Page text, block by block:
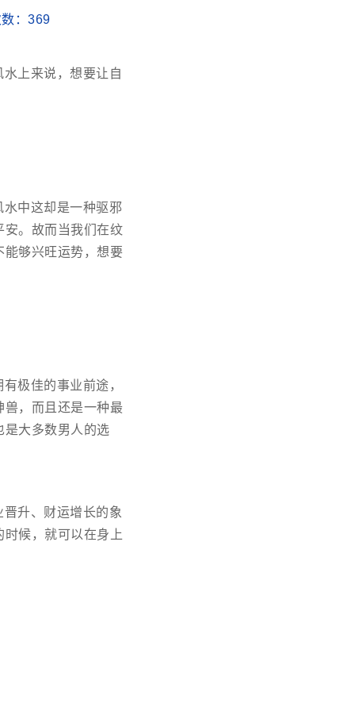
：369
上来说，想要让自
中这却是一种驱邪
安。故而当我们在纹
能够兴旺运势，想要
极佳的事业前途，
兽，而且还是一种最
是大多数男人的选
升、财运增长的象
候，就可以在身上